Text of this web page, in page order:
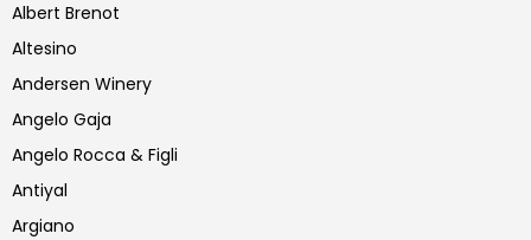
Albert Brenot
Altesino
Andersen Winery
Angelo Gaja
Angelo Rocca & Figli
Antiyal
Argiano